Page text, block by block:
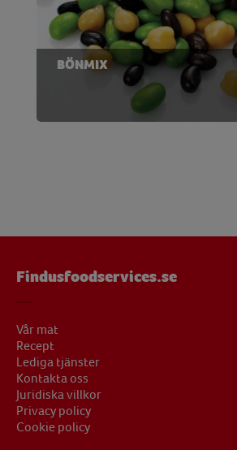
BÖNMIX
Findusfoodservices.se
Vår mat
Recept
Lediga tjänster
Kontakta oss
Juridiska villkor
Privacy policy
Cookie policy